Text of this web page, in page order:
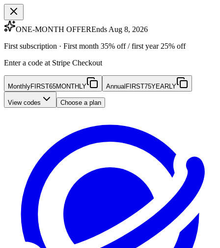
ONE-MONTH OFFEREnds Aug 8, 2026
First subscription · First month 35% off / first year 25% off
Enter a code at Stripe Checkout
MonthlyFIRST65MONTHLY Annual FIRST75YEARLY
View codes Choose a plan